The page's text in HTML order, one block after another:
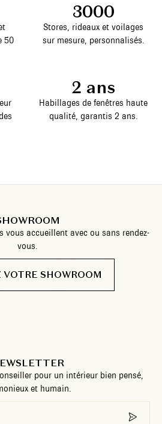
50
3000
Stores, rideaux et voilages
sur mesure, personnalisés.
2 ans
Habillages de fenêtres haute
qualité, garantis 2 ans.
vous accueillent avec ou sans rendez-
vous.
VOTRE SHOWROOM
pour un intérieur bien pensé,
et humain.